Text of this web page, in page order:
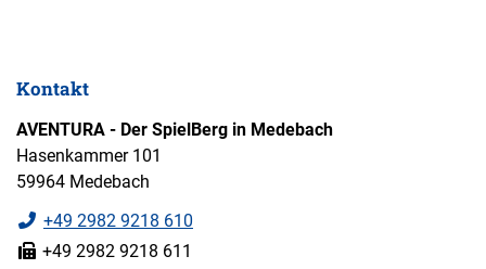
Kontakt
AVENTURA - Der SpielBerg in Medebach
Hasenkammer 101
59964 Medebach
+49 2982 9218 610
+49 2982 9218 611